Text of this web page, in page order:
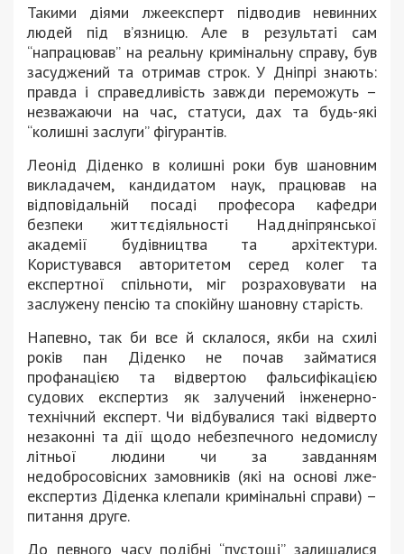
Такими діями лжеексперт підводив невинних
людей під в’язницю. Але в результаті сам
“напрацював” на реальну кримінальну справу, був
засуджений та отримав строк. У Дніпрі знають:
правда і справедливість завжди переможуть –
незважаючи на час, статуси, дах та будь-які
“колишні заслуги” фігурантів.
Леонід Діденко в колишні роки був шановним
викладачем, кандидатом наук, працював на
відповідальній посаді професора кафедри
безпеки життєдіяльності Наддніпрянської
академії будівництва та архітектури.
Користувався авторитетом серед колег та
експертної спільноти, міг розраховувати на
заслужену пенсію та спокійну шановну старість.
Напевно, так би все й склалося, якби на схилі
років пан Діденко не почав займатися
профанацією та відвертою фальсифікацією
судових експертиз як залучений інженерно-
технічний експерт. Чи відбувалися такі відверто
незаконні та дії щодо небезпечного недомислу
літньої людини чи за завданням
недобросовісних замовників (які на основі лже-
експертиз Діденка клепали кримінальні справи) –
питання друге.
До певного часу подібні “пустощі” залишалися